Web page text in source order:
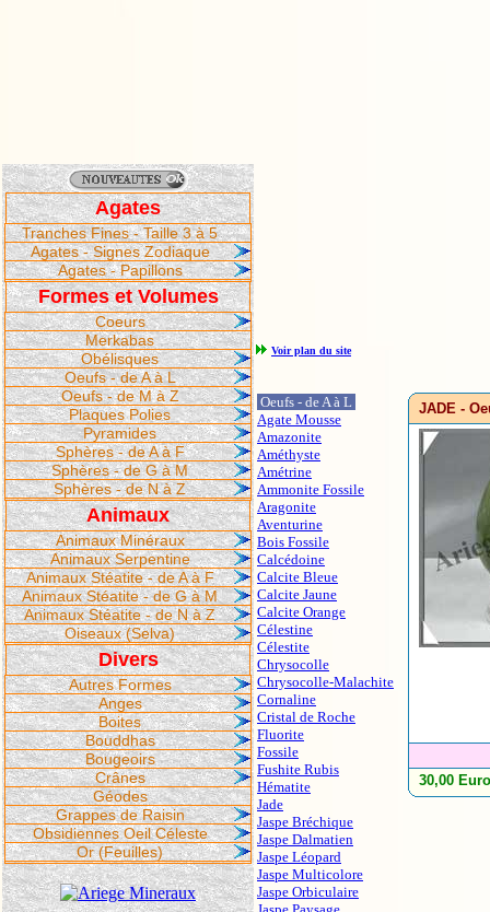
Agates
Tranches Fines - Taille 3 à 5
Agates - Signes Zodiaque
Agates - Papillons
Formes et Volumes
Coeurs
Merkabas
Obélisques
Oeufs - de A à L
Oeufs - de M à Z
Plaques Polies
Pyramides
Sphères - de A à F
Sphères - de G à M
Sphères - de N à Z
Animaux
Animaux Minéraux
Animaux Serpentine
Animaux Stéatite - de A à F
Animaux Stéatite - de G à M
Animaux Stéatite - de N à Z
Oiseaux (Selva)
Divers
Autres Formes
Anges
Boites
Bouddhas
Bougeoirs
Crânes
Géodes
Grappes de Raisin
Obsidiennes Oeil Céleste
Or (Feuilles)
Voir plan du site
Oeufs - de A à L
Agate Mousse
Amazonite
Améthyste
Amétrine
Ammonite Fossile
Aragonite
Aventurine
Bois Fossile
Calcédoine
Calcite Bleue
Calcite Jaune
Calcite Orange
Célestine
Célestite
Chrysocolle
Chrysocolle-Malachite
Cornaline
Cristal de Roche
Fluorite
Fossile
Fushite Rubis
Hématite
Jade
Jaspe Bréchique
Jaspe Dalmatien
Jaspe Léopard
Jaspe Multicolore
Jaspe Orbiculaire
JADE -
30,00